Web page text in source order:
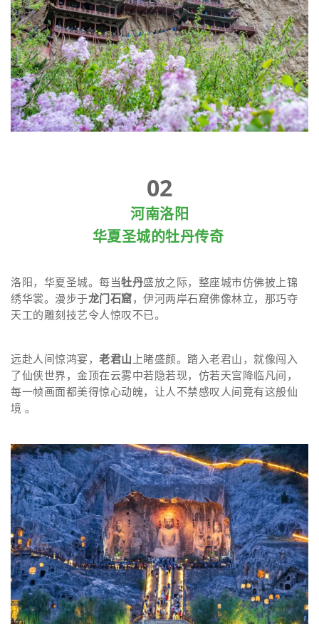
02
河南洛阳
华夏圣城的牡丹传奇
洛阳，华夏圣城。每当牡丹盛放之际，整座城市仿佛披上锦
绣华裳。漫步于龙门石窟，伊河两岸石窟佛像林立，那巧夺
天工的雕刻技艺令人惊叹不已。
远赴人间惊鸿宴， 老君山 上睹盛颜。踏入老君山，就像闯入
了仙侠世界，金顶在云雾中若隐若现，仿若天宫降临凡间，
每一帧画面都美得惊心动魄，让人不禁感叹人间竟有这般仙
境 。